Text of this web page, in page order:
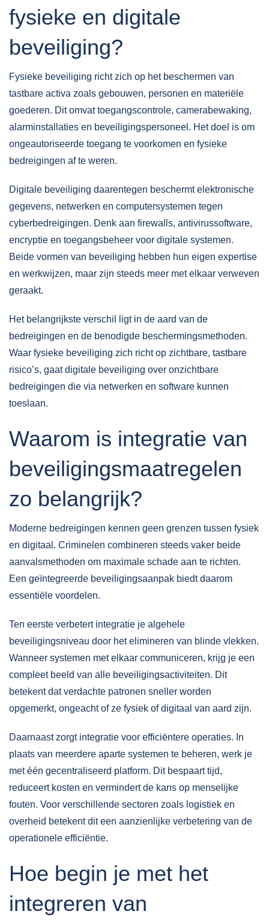
fysieke en digitale
beveiliging?
Fysieke beveiliging richt zich op het beschermen van
tastbare activa zoals gebouwen, personen en materiële
goederen. Dit omvat toegangscontrole, camerabewaking,
alarminstallaties en beveiligingspersoneel. Het doel is om
ongeautoriseerde toegang te voorkomen en fysieke
bedreigingen af te weren.
Digitale beveiliging daarentegen beschermt elektronische
gegevens, netwerken en computersystemen tegen
cyberbedreigingen. Denk aan firewalls, antivirussoftware,
encryptie en toegangsbeheer voor digitale systemen.
Beide vormen van beveiliging hebben hun eigen expertise
en werkwijzen, maar zijn steeds meer met elkaar verweven
geraakt.
Het belangrijkste verschil ligt in de aard van de
bedreigingen en de benodigde beschermingsmethoden.
Waar fysieke beveiliging zich richt op zichtbare, tastbare
risico’s, gaat digitale beveiliging over onzichtbare
bedreigingen die via netwerken en software kunnen
toeslaan.
Waarom is integratie van
beveiligingsmaatregelen
zo belangrijk?
Moderne bedreigingen kennen geen grenzen tussen fysiek
en digitaal. Criminelen combineren steeds vaker beide
aanvalsmethoden om maximale schade aan te richten.
Een geïntegreerde beveiligingsaanpak biedt daarom
essentiële voordelen.
Ten eerste verbetert integratie je algehele
beveiligingsniveau door het elimineren van blinde vlekken.
Wanneer systemen met elkaar communiceren, krijg je een
compleet beeld van alle beveiligingsactiviteiten. Dit
betekent dat verdachte patronen sneller worden
opgemerkt, ongeacht of ze fysiek of digitaal van aard zijn.
Daarnaast zorgt integratie voor efficiëntere operaties. In
plaats van meerdere aparte systemen te beheren, werk je
met één gecentraliseerd platform. Dit bespaart tijd,
reduceert kosten en vermindert de kans op menselijke
fouten. Voor verschillende sectoren zoals logistiek en
overheid betekent dit een aanzienlijke verbetering van de
operationele efficiëntie.
Hoe begin je met het
integreren van